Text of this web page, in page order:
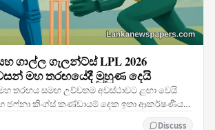
ගාල්ල ගැලන්ට්ස් LPL 2026
මහ තරඟයේදී මුහුණ දෙයි
තරඟය සමඟ උච්චතම අවස්ථාවට ළඟා වෙයි
ජෆ්නා කිංග්ස් කණ්ඩායම් දෙක ඉතා ආකර්ෂණීය
Discuss